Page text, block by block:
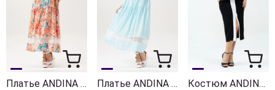
Платье ANDINA 830-4 Платье ANDINA 830-2 Костюм ANDINA 971